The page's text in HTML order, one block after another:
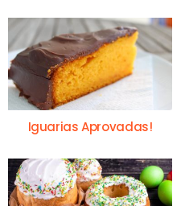
Iguarias Aprovadas!